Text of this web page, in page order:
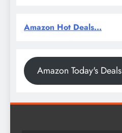
Amazon Hot Deals...
Amazon Today's Deals